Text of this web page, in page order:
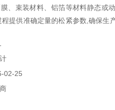
、束装材料、铝箔等材料静态或
提供准确定量的松紧参数,确保生
02-25